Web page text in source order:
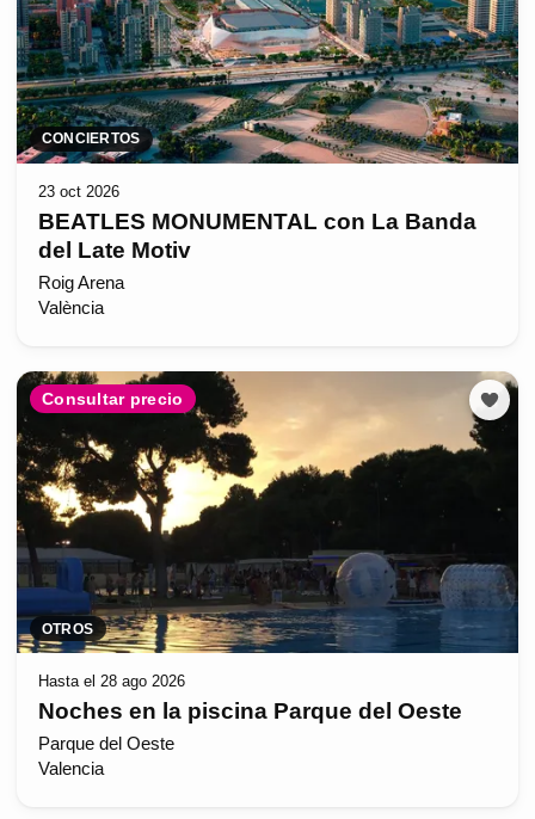
CONCIERTOS
23 oct 2026
BEATLES MONUMENTAL con La Banda
del Late Motiv
Roig Arena
València
Consultar precio
OTROS
Hasta el 28 ago 2026
Noches en la piscina Parque del Oeste
Parque del Oeste
Valencia